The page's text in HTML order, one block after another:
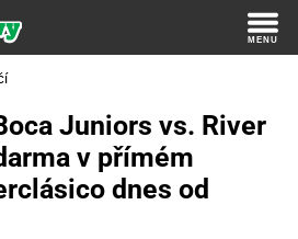
Juniors vs. River
v přímém
dnes od